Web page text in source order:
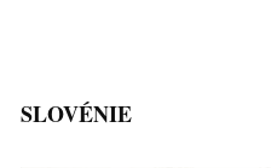
SLOVÉNIE